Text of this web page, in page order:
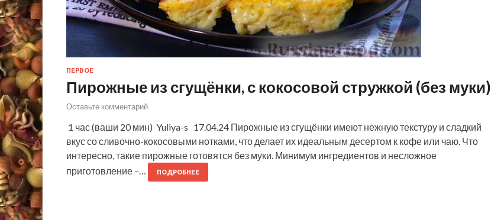
ПЕРВОЕ
Пирожные из сгущёнки, с кокосовой стружкой (без муки)
Оставьте комментарий
1 час (ваши 20 мин) Yuliya-s 17.04.24 Пирожные из сгущёнки имеют нежную текстуру и сладкий
вкус со сливочно-кокосовыми нотками, что делает их идеальным десертом к кофе или чаю. Что
интересно, такие пирожные готовятся без муки. Минимум ингредиентов и несложное
приготовление –…
ПОДРОБНЕЕ